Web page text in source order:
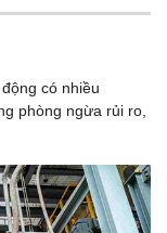
có nhiều
phòng ngừa rủi ro,